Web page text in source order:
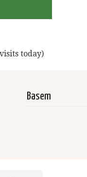
today)
Basem